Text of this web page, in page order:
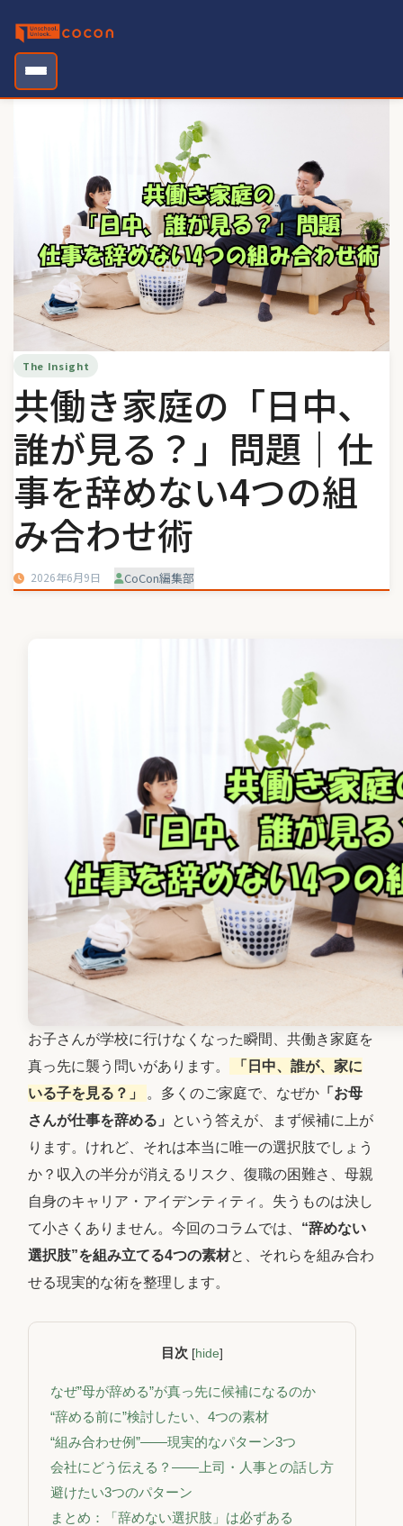
content
The Insight
共働き家庭の「日中、
誰が見る？」問題｜仕
事を辞めない4つの組
み合わせ術
2026年6月9日 CoCon編集部
お子さんが学校に行けなくなった瞬間、共働き家庭を
真っ先に襲う問いがあります。
「日中、誰が、家に
いる子を見る？」
。多くのご家庭で、なぜか 「お母
さんが仕事を辞める」
という答えが、まず候補に上が
ります。けれど、それは本当に唯一の選択肢でしょう
か？収入の半分が消えるリスク、復職の困難さ、母親
自身のキャリア・アイデンティティ。失うものは決し
て小さくありません。今回のコラムでは、 “辞めない
選択肢”を組み立てる4つの素材と、それらを組み合わ
せる現実的な術を整理します。
目次 [hide]
なぜ”母が辞める”が真っ先に候補になるのか
“辞める前に”検討したい、4つの素材
“組み合わせ例”――現実的なパターン3つ
会社にどう伝える？――上司・人事との話し方
避けたい3つのパターン
まとめ：「辞めない選択肢」は必ずある